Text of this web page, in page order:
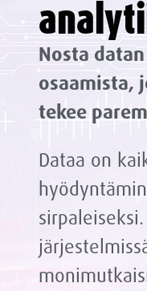
Nosta
osaamista,
tekee
Dataa on